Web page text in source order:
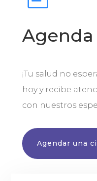
¡Tu salud no
hoy y recibe
con nuestros
Agendar una